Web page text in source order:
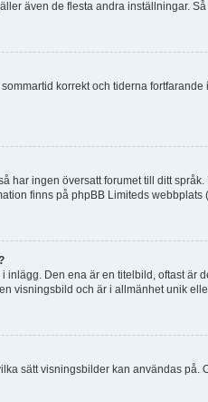
även de flesta andra inställningar.
korrekt och tiderna
har ingen översatt forumet till ditt
finns på phpBB Limiteds
Den ena är en titelbild, oftast
visningsbild och är i allmänhet unik
sätt visningsbilder kan användas